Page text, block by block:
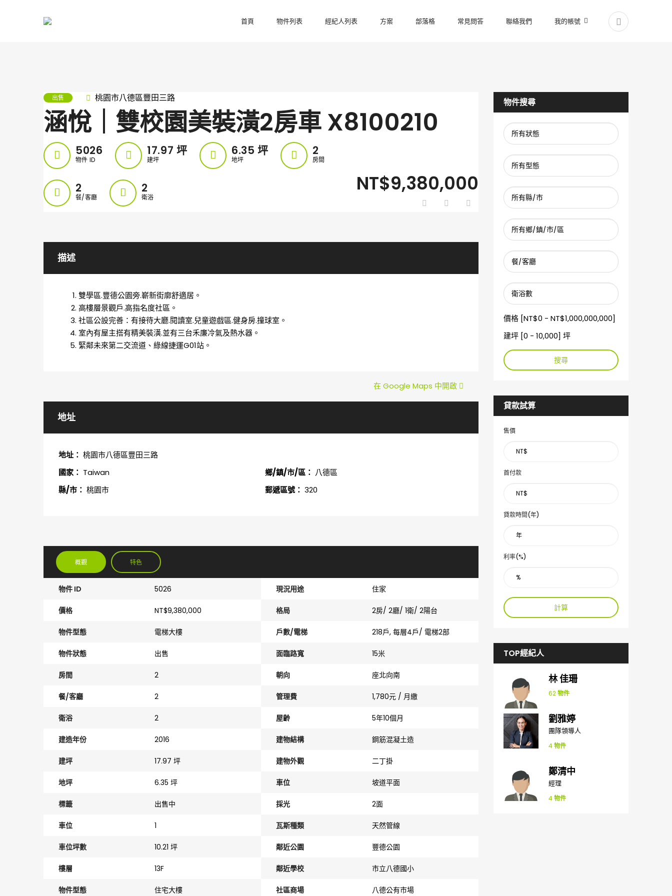
首頁 物件列表 經紀人列表 方案 部落格 常見問答 聯絡我們 我的帳號
出售 桃園市八德區豐田三路
涵悅｜雙校園美裝潢2房車 X8100210
5026
物件 ID
17.97 坪
建坪
6.35坪
地坪
2
房間
2
餐/客廳
2
衛浴
NT$9,380,000
描述
雙學區.豐德公園旁.嶄新街廓舒適居。
高樓層景觀戶.高指名度社區。
社區公設完善：有接待大廳.閱讀室.兒童遊戲區.健身房.撞球室。
室內有屋主搭有精美裝潢.並有三台禾廉冷氣及熱水器。
緊鄰未來第二交流道、綠線捷運G01站。
地址
地址： 桃園市八德區豐田三路
國家： Taiwan
縣/市： 桃園市
鄉/鎮/市/區： 八德區
郵遞區號： 320
在 Google Maps 中開啟
概觀 特色
物件 ID 5026
價格 NT$9,380,000
物件型態 電梯大樓
物件狀態 出售
房間 2
餐/客廳 2
衛浴 2
建造年份 2016
建坪 17.97 坪
地坪 6.35 坪
標籤 出售中
車位 1
車位坪數 10.21 坪
樓層 13F
物件型態 住宅大樓
現況用途 住家
格局 2房/ 2廳/ 1衛/ 2陽台
戶數/電梯 218戶, 每層4戶/ 電梯2部
面臨路寬 15米
朝向 座北向南
管理費 1,780元 / 月繳
屋齡 5年10個月
建物結構 鋼筋混凝土造
建物外觀 二丁掛
車位 坡道平面
採光 2面
瓦斯種類 天然管線
鄰近公園 豐德公園
鄰近學校 市立八德國小
社區商場 八德公有市場
物件搜尋
價格 [NT$0 - NT$1,000,000,000]
建坪 [0 - 10,000] 坪
搜尋
貸款試算
售價
首付款
貸款時間(年)
利率(%)
計算
TOP經紀人
林 佳珊
62物件
劉雅婷
團隊領導人
4物件
鄭清中
經理
4物件